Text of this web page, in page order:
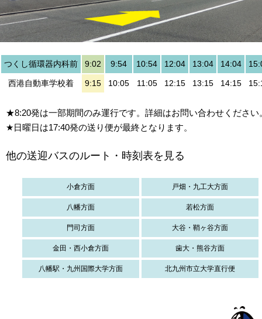
つくし循環器内科前 9:02 9:54 10:54 12:04 13:04 14:04
西港自動車学校着 9:15 10:05 11:05 12:15 13:15 14:15
★8:20発は一部期間のみ運行です。詳細はお問い合わせください
★日曜日は17:40発の送り便が最終となります。
他の送迎バスのルート・時刻表を見る
小倉方面 戸畑・九工大方面
八幡方面 若松方面
門司方面 大谷・鞘ヶ谷方面
金田・西小倉方面 歯大・熊谷方面
八幡駅・九州国際大学方面 北九州市立大学直行便